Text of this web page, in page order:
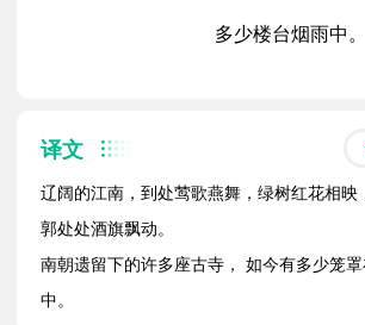
多少楼台烟雨中。
译文
辽阔的江南，到处莺歌燕舞，绿树红花相映
郭处处酒旗飘动。
南朝遗留下的许多座古寺， 如今有多少笼
中。